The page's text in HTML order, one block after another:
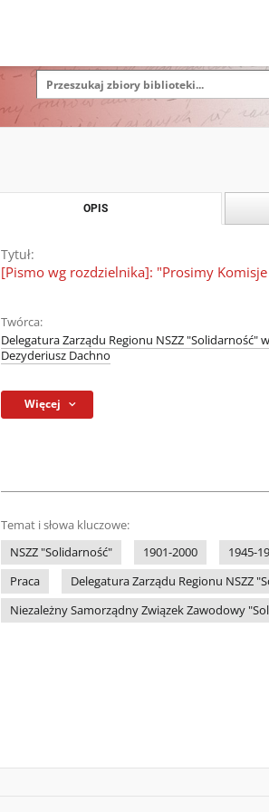
OPIS
Tytuł:
[Pismo wg rozdzielnika]: "Prosimy
Twórca:
Delegatura Zarządu Regionu NSZZ "Solidarność"
Dezyderiusz Dachno
Więcej
Temat i słowa kluczowe:
NSZZ "Solidarność"
1901-2000 1945-
Praca
Delegatura Zarządu Regionu NSZZ
Niezależny Samorządny Związek Zawodowy